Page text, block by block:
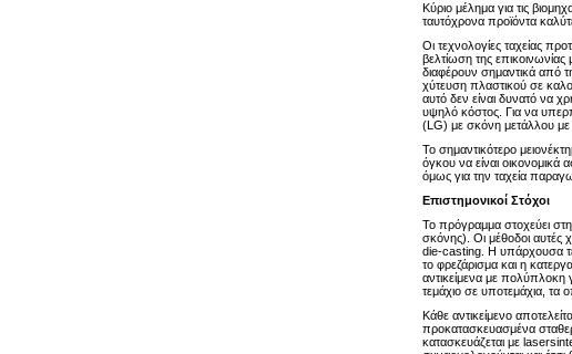
Κύριο μέλημα για τις
ταυτόχρονα προϊόντα
Οι τεχνολογίες ταχείας
βελτίωση της επικοινωνίας
διαφέρουν σημαντικά από
χύτευση πλαστικού σε
αυτό δεν είναι δυνατό να
υψηλό κόστος. Για να
(LG) με σκόνη μετάλλου
Το σημαντικότερο
όγκου να είναι
όμως για την ταχεία
Επιστημονικοί Στόχοι
Το πρόγραμμα στοχεύει
σκόνης). Οι μέθοδοι αυτές
die-casting. Η υπάρχουσα
το φρεζάρισμα και η
αντικείμενα με πολύπλοκη
τεμάχιο σε υποτεμάχια, τα
Κάθε αντικείμενο
προκατασκευασμένα
κατασκευάζεται με